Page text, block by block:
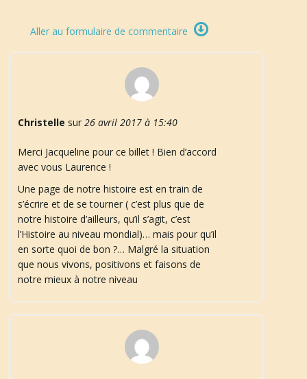
Aller au formulaire de commentaire
Christelle sur 26 avril 2017 à 15:40
Merci Jacqueline pour ce billet ! Bien d’accord
avec vous Laurence !
Une page de notre histoire est en train de
s’écrire et de se tourner ( c’est plus que de
notre histoire d’ailleurs, qu’il s’agit, c’est
l’Histoire au niveau mondial)… mais pour qu’il
en sorte quoi de bon ?… Malgré la situation
que nous vivons, positivons et faisons de
notre mieux à notre niveau